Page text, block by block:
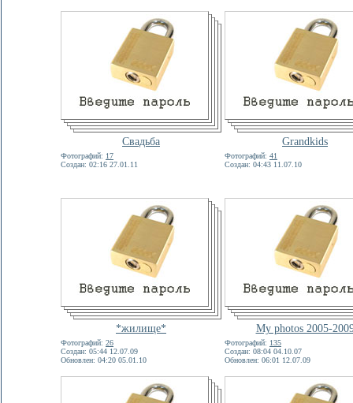
Свадьба Grandkids
Фотографий: 17
Создан: 02:16 27.01.11
Фотографий: 41
Создан: 04:43 11.07.10
*жилище* My photos 2005-
Фотографий: 26
Создан: 05:44 12.07.09
Обновлен: 04:20 05.01.10
Фотографий: 135
Создан: 08:04 04.10.07
Обновлен: 06:01 12.07.09